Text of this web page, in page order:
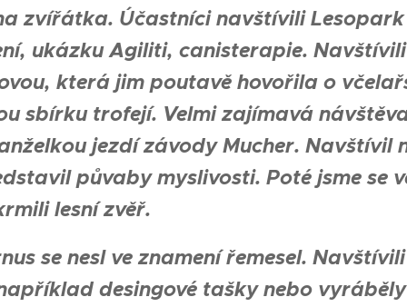
zvířátka. Účastníci navštívili
ukázku Agiliti, canisterapie.
která jim poutavě hovořila o
sbírku trofejí. Velmi zajímavá
jezdí závody Mucher.
půvaby myslivosti. Poté jsme se
lesní zvěř.
se nesl ve znamení řemesel.
desingové tašky nebo